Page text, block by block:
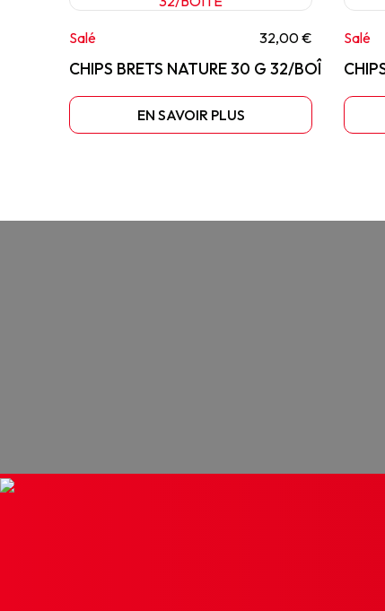
Salé 32,00 €
CHIPS BRETS NATURE 30 G 32/BOÎTE
EN SAVOIR PLUS
Salé